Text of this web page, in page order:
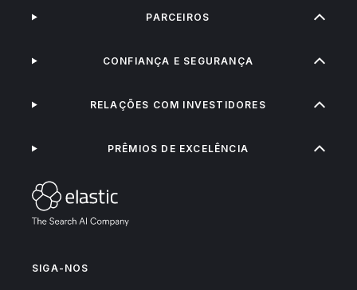
SIGA-NOS
PARCEIROS
CONFIANÇA E SEGURANÇA
RELAÇÕES COM INVESTIDORES
PRÊMIOS DE EXCELÊNCIA